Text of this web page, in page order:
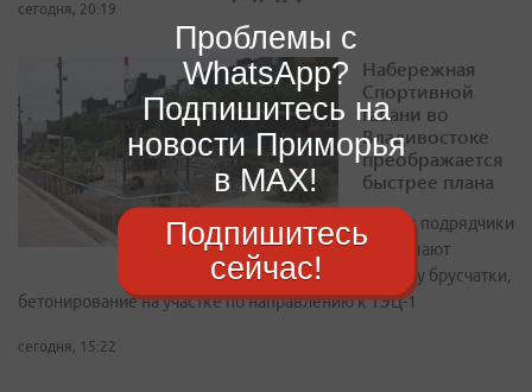
сегодня, 20:19
Набережная
Спортивной
гавани во
Владивостоке
преображается
быстрее плана
Сейчас подрядчики
завершают
укладку брусчатки,
бетонирование на участке по направлению к ТЭЦ-1
сегодня, 15:22
Проблемы с
WhatsApp?
Подпишитесь на
новости Приморья
в MAX!
Подпишитесь
сейчас!